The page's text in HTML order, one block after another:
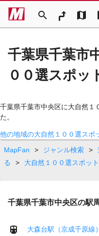
search map
千葉県千葉市
００選スポッ
千葉県千葉市中央区に大自然１
た。
他の地域の大自然１００選スポ
MapFan
> ジャンル検索 >
る
> 大自然１００選スポット
千葉県千葉市中央区の駅
大森台駅（京成千原線